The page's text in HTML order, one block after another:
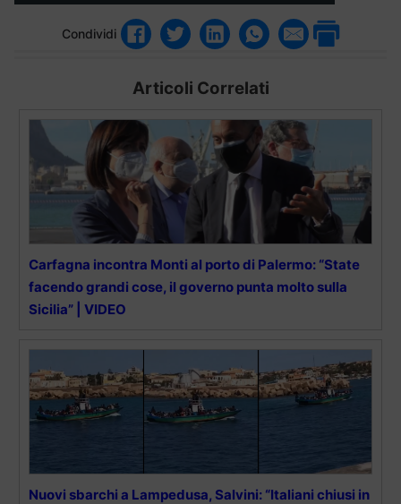
Condividi
Articoli Correlati
Carfagna incontra Monti al porto di Palermo: “State
facendo grandi cose, il governo punta molto sulla
Sicilia” | VIDEO
Nuovi sbarchi a Lampedusa, Salvini: “Italiani chiusi in